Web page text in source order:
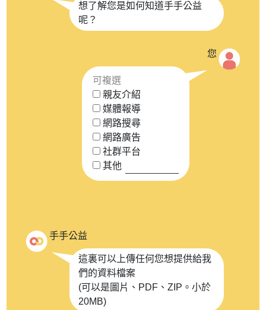
想了解您是如何知道手手公益
呢？
您
可複選
親友介紹
媒體報導
網路搜尋
網路廣告
社群平台
其他
手手公益
這裏可以上傳任何您想提供給我
們的資料檔案
(可以是圖片、PDF、ZIP。小於
20MB)